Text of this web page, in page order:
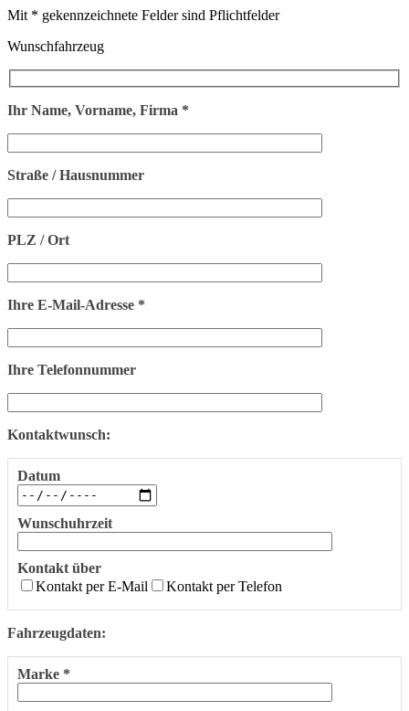
Mit * gekennzeichnete Felder sind Pflichtfelder
Wunschfahrzeug
Ihr Name, Vorname, Firma *
Straße / Hausnummer
PLZ / Ort
Ihre E-Mail-Adresse *
Ihre Telefonnummer
Kontaktwunsch:
Datum
Wunschuhrzeit
Kontakt über
Kontakt per E-Mail
Kontakt per Telefon
Fahrzeugdaten:
Marke *